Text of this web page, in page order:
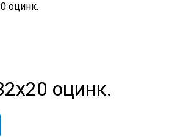
оцинк.
оцинк.